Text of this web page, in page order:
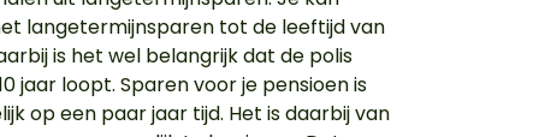
langetermijnsparen tot de leeftijd van
is het wel belangrijk dat de polis
jaar loopt. Sparen voor je pensioen is
op een paar jaar tijd. Het is daarbij van